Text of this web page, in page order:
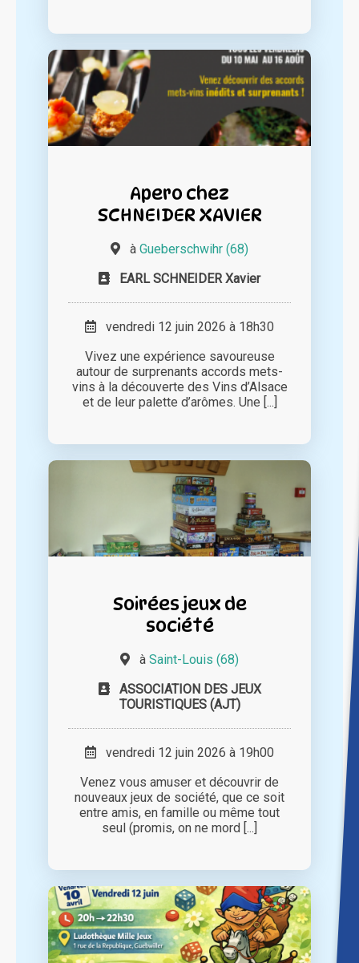
Apero chez
SCHNEIDER XAVIER
à Gueberschwihr (68)
EARL SCHNEIDER Xavier
vendredi 12 juin 2026 à 18h30
Vivez une expérience savoureuse
autour de surprenants accords mets-
vins à la découverte des Vins d’Alsace
et de leur palette d’arômes. Une [...]
Soirées jeux de
société
à Saint-Louis (68)
ASSOCIATION DES JEUX
TOURISTIQUES (AJT)
vendredi 12 juin 2026 à 19h00
Venez vous amuser et découvrir de
nouveaux jeux de société, que ce soit
entre amis, en famille ou même tout
seul (promis, on ne mord [...]